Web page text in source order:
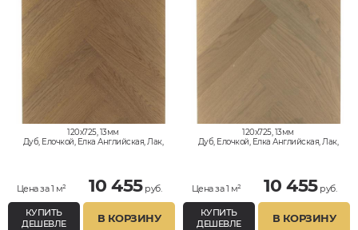
120x725, 13мм
Дуб, Елочкой, Елка Английская, Лак,
Цена за 1 м² 10 455руб.
КУПИТЬ
ДЕШЕВЛЕ
В КОРЗИНУ
120x725, 13мм
Дуб, Елочкой, Елка Английская, Лак,
Цена за 1 м² 10 455руб.
КУПИТЬ
ДЕШЕВЛЕ
В КОРЗИНУ